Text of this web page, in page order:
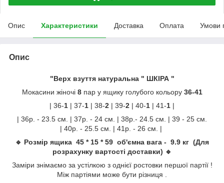
Опис Характеристики Доставка Оплата Умови
Опис
"Верх взуття натуральна " ШКІРА "
Мокасини жіночі 8пар у ящику голубого кольору 36-41
| 36-1 | 37-1 | 38-2 | 39-2 | 40-1 | 41-1 |
| 36р. - 23.5 см. | 37р. - 24 см. | 38р.- 24.5 см. | 39 - 25 см.
| 40р. - 25.5 см. | 41р. - 26 см. |
🔹 Розмір ящика 45 * 15 * 59 об'ємна вага - 9.9 кг (Для
розрахунку вартості доставки) 🔹
Заміри знімаємо за устілкою з однієї ростовки першої партії !
Між партіями може бути різниця .